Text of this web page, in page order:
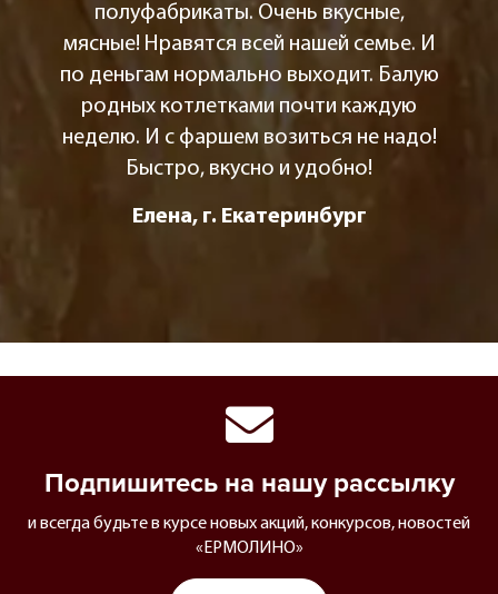
полуфабрикаты. Очень вкусные,
мясные! Нравятся всей нашей семье. И
по деньгам нормально выходит. Балую
родных котлетками почти каждую
неделю. И с фаршем возиться не надо!
Быстро, вкусно и удобно!
Елена, г. Екатеринбург
Подпишитесь на нашу рассылку
и всегда будьте в курсе новых акций, конкурсов, новостей
«ЕРМОЛИНО»